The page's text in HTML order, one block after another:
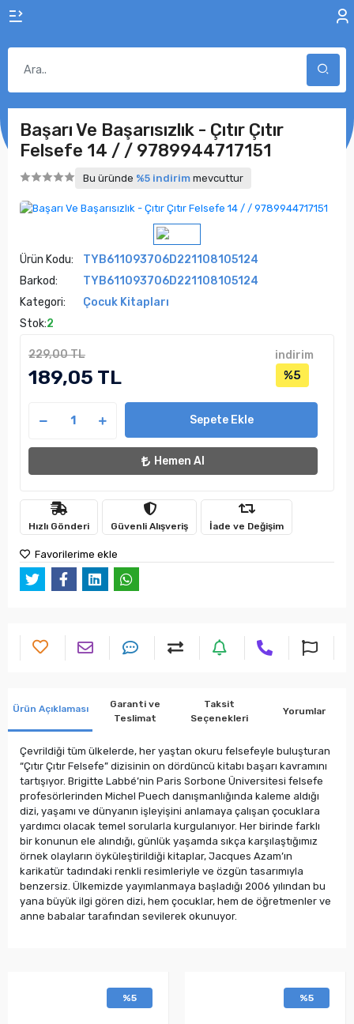
Başarı Ve Başarısızlık - Çıtır Çıtır
Felsefe 14 / / 9789944717151
Bu üründe %5 indirim mevcuttur
Ürün Kodu:
TYB611093706D221108105124
Barkod:
TYB611093706D221108105124
Kategori:
Çocuk Kitapları
Stok:2
229,00 TL
189,05 TL
indirim
%5
Sepete Ekle
Hemen Al
Hızlı Gönderi Güvenli Alışveriş İade ve Değişim
Favorilerime ekle
Ürün Açıklaması
Garanti ve
Teslimat
Taksit
Seçenekleri
Yorumlar
Çevrildiği tüm ülkelerde, her yaştan okuru felsefeyle buluşturan
“Çıtır Çıtır Felsefe” dizisinin on dördüncü kitabı başarı kavramını
tartışıyor. Brigitte Labbé’nin Paris Sorbone Üniversitesi felsefe
profesörlerinden Michel Puech danışmanlığında kaleme aldığı
dizi, yaşamı ve dünyanın işleyişini anlamaya çalışan çocuklara
yardımcı olacak temel sorularla kurgulanıyor. Her birinde farklı
bir konunun ele alındığı, günlük yaşamda sıkça karşılaştığımız
örnek olayların öyküleştirildiği kitaplar, Jacques Azam’ın
karikatür tadındaki renkli resimleriyle ve özgün tasarımıyla
benzersiz. Ülkemizde yayımlanmaya başladığı 2006 yılından bu
yana büyük ilgi gören dizi, hem çocuklar, hem de öğretmenler ve
anne babalar tarafından sevilerek okunuyor.
%5 %5